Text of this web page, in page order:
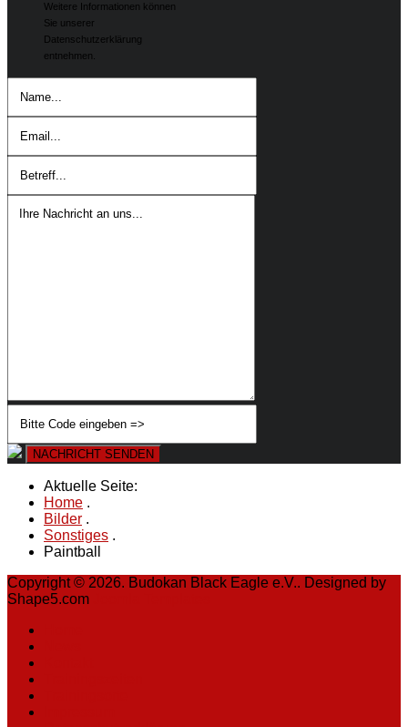
Weitere Informationen können
Sie unserer
Datenschutzerklärung
entnehmen.
NACHRICHT SENDEN
Aktuelle Seite:
Home .
Bilder .
Sonstiges .
Paintball
Copyright © 2026. Budokan Black Eagle e.V.. Designed by
Shape5.com